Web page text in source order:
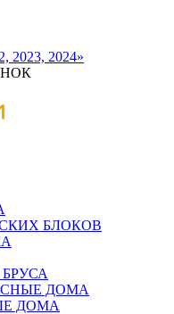
2023, 2024»
БЛОКОВ
ДОМА
ДОМА